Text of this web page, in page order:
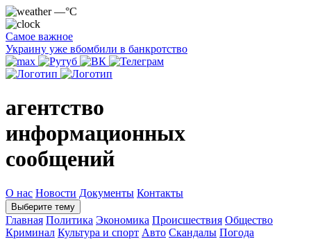
—°C
Самое важное
Украину уже вбомбили в банкротство
агентство
информационных
сообщений
О нас Новости Документы Контакты
Выберите тему
Главная Политика Экономика Происшествия Общество
Криминал Культура и спорт Авто Скандалы Погода